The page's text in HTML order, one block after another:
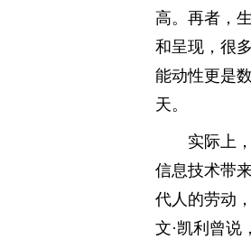
高。再者，
和呈现，很
能动性更是
天。
实际上
信息技术带
代人的劳动
文·凯利曾说